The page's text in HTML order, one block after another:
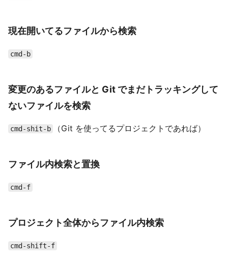
現在開いてるファイルから検索
cmd-b
変更のあるファイルと Git でまだトラッキングして
ないファイルを検索
cmd-shit-b （Git を使ってるプロジェクトであれば）
ファイル内検索と置換
cmd-f
プロジェクト全体からファイル内検索
cmd-shift-f